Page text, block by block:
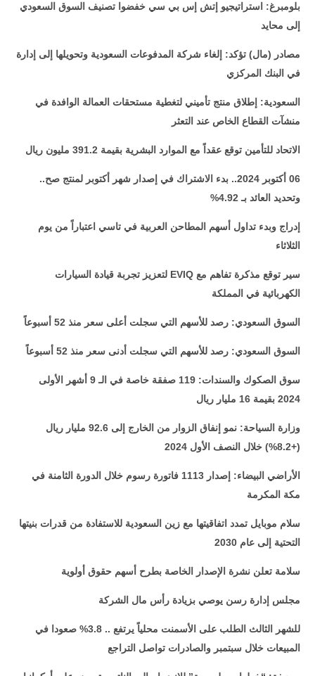
بلومبرغ: استراتيجيو إتش إس بي سي خفضوا تصنيف السوق السعودي
إلى محايد
مصادر (مال) تؤكد: إلغاء شركة المدفوعات السعودية وتحويلها إلى إدارة
في البنك المركزي
السعودية: إطلاق منتج تأميني لتغطية مستحقات العمالة الوافدة في
منشآت القطاع الخاص عند التعثر
الاتحاد للتأمين توقع عقداً مع الموارد البشرية بقيمة 391.2 مليون ريال
06 أكتوبر 2024.. بدء الاشتراك في إصدار شهر أكتوبر لمنتج صح..
وتحديد العائد بـ 4.92
%
إدراج وبدء تداول أسهم المطاحن العربية في تاسي اعتباراً من يوم
الثلاثاء
سير توقع مذكرة تفاهم مع
لتعزيز تجربة قيادة السيارات
الكهربائية في المملكة
السوق السعودي: رصد للأسهم التي سجلت أعلى سعر منذ 52 أسبوعاً
السوق السعودي: رصد للأسهم التي سجلت أدنى سعر منذ 52 أسبوعاً
سوق الصكوك والسندات: 119 صفقة خاصة في الـ 9 أشهر الأولى
2024 بقيمة 16 مليار ريال
وزارة السياحة: نمو إنفاق الزوار من الخارج إلى 92.6 مليار ريال
(+8.2%) خلال النصف الأول 2024
الأراضي البيضاء: إصدار 1113 فاتورة رسوم خلال الدورة الثامنة في
مكة المكرمة
سلام موبايل تمدد اتفاقيتها مع زين السعودية للاستفادة من قدرات بنيتها
التحتية إلى عام 2030
سلامة تعلن نشرة الإصدار الخاصة بطرح أسهم حقوق أولوية
مجلس إدارة رسن يوصي بزيادة رأس مال الشركة
للشهر الثالث الطلب على الأسمنت محلياً يرتفع .. 3.8% صعودا في
المبيعات خلال سبتمبر والصادرات تواصل التراجع